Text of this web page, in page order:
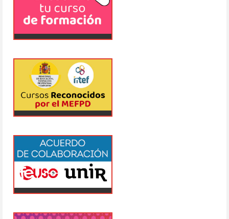
Esta Dirección General de Trabajo resuelve:
Primero.
Ordenar la inscripción del citado convenio
convenios colectivos, acuerdos colectivos de
trabajo y planes de igualdad con funcionamiento a
través de medios electrónicos de este Centro
Directivo, con notificación a la Comisión
Negociadora.
Disponer su publicación en el «Boletín Oficial del
Estado».
Madrid, 5 de abril de 2024.–La Directora General
de Trabajo, María Nieves González García.
CENTROS DE ENSEÑANZAS DE PELUQUERÍA Y